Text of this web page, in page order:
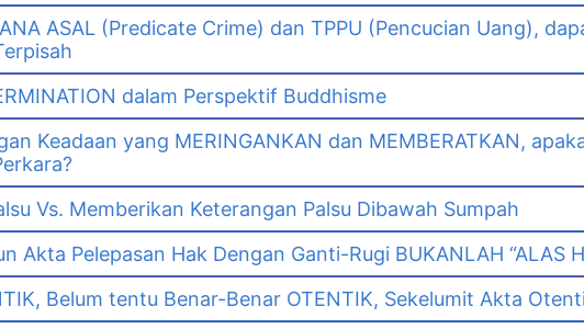
ASAL (Predicate Crime) dan TPPU (Pencucian Uang),
dalam Perspektif Buddhisme
Keadaan yang MERINGANKAN dan MEMBERATKAN,
Vs. Memberikan Keterangan Palsu Dibawah Sumpah
Akta Pelepasan Hak Dengan Ganti-Rugi BUKANLAH “ALAS
Belum tentu Benar-Benar OTENTIK, Sekelumit Akta